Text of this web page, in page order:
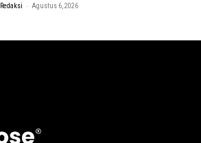
Redaksi - Agustus 6, 2026